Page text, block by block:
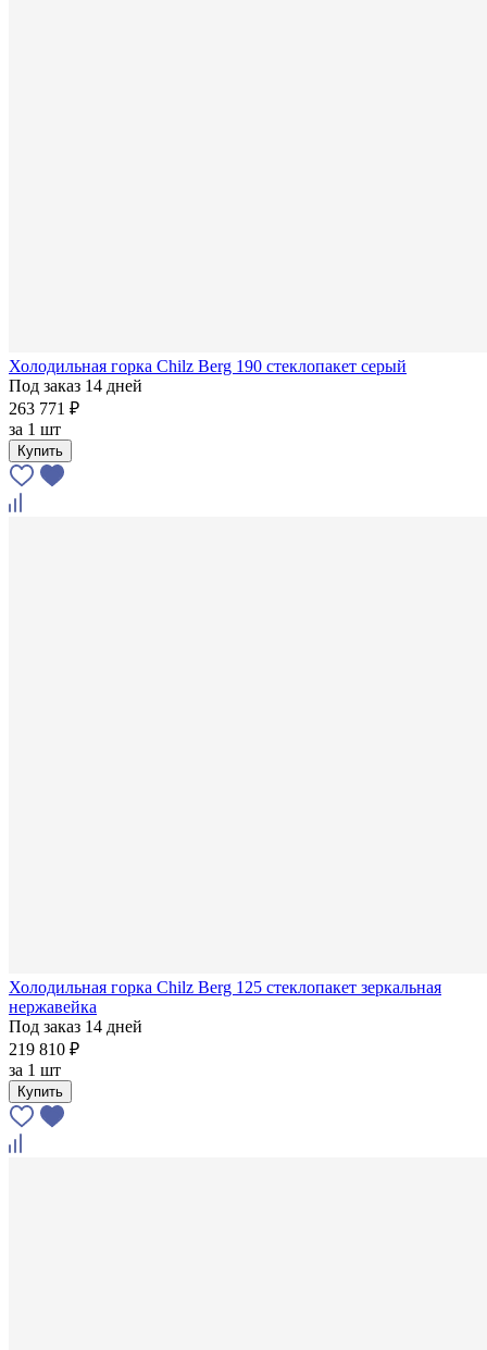
Холодильная горка Chilz Berg 190 стеклопакет серый
Под заказ 14 дней
263 771 ₽
за 1 шт
Купить
Холодильная горка Chilz Berg 125 стеклопакет зеркальная
нержавейка
Под заказ 14 дней
219 810 ₽
за 1 шт
Купить